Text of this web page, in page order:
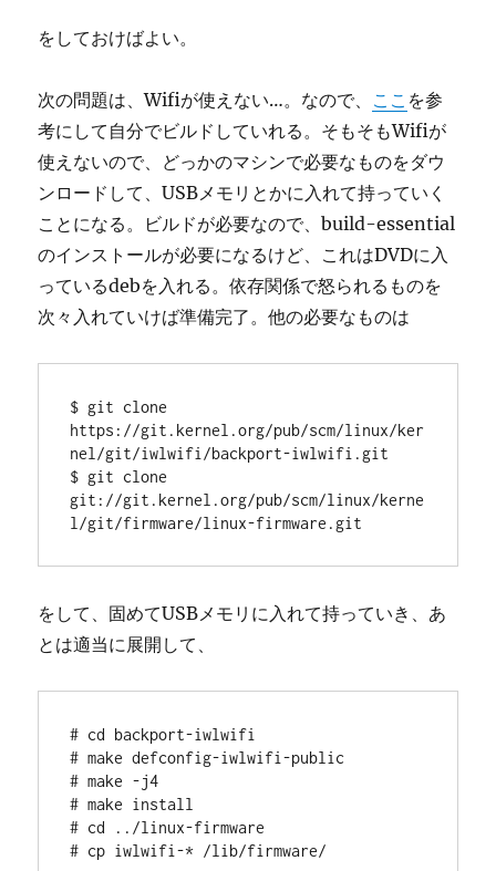
をしておけばよい。
次の問題は、Wifiが使えない…。なので、 ここ を参
考にして自分でビルドしていれる。そもそもWifiが
使えないので、どっかのマシンで必要なものをダウ
ンロードして、USBメモリとかに入れて持っていく
ことになる。ビルドが必要なので、build-essential
のインストールが必要になるけど、これはDVDに入
っているdebを入れる。依存関係で怒られるものを
次々入れていけば準備完了。他の必要なものは
$ git clone
https://git.kernel.org/pub/scm/linux/ker
nel/git/iwlwifi/backport-iwlwifi.git
$ git clone
git://git.kernel.org/pub/scm/linux/kerne
l/git/firmware/linux-firmware.git
をして、固めてUSBメモリに入れて持っていき、あ
とは適当に展開して、
# cd backport-iwlwifi
# make defconfig-iwlwifi-public
# make -j4
# make install
# cd ../linux-firmware
# cp iwlwifi-* /lib/firmware/